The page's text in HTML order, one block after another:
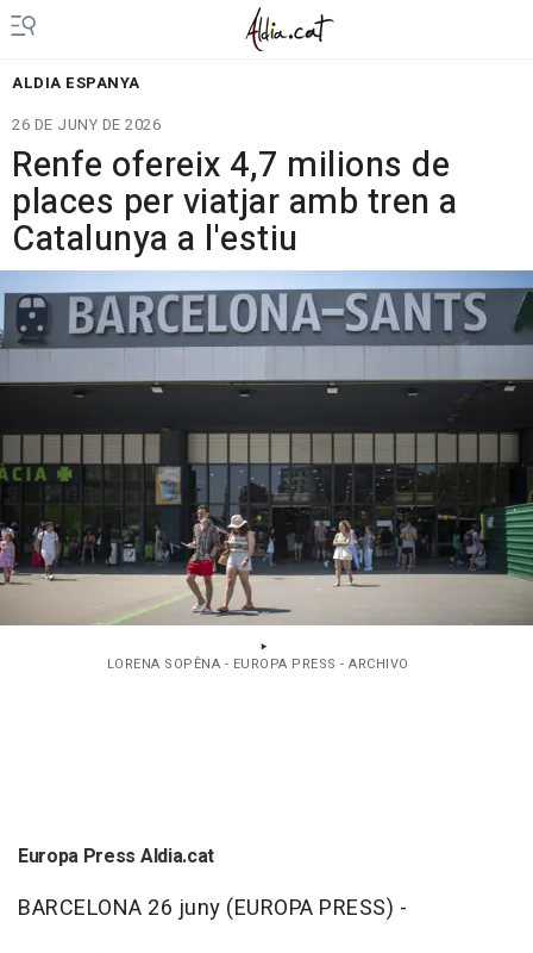
ALDIA ESPANYA
26 DE JUNY DE 2026
Renfe ofereix 4,7 milions de
places per viatjar amb tren a
Catalunya a l'estiu
LORENA SOPÊNA - EUROPA PRESS - ARCHIVO
Europa Press Aldia.cat
BARCELONA 26 juny (EUROPA PRESS) -